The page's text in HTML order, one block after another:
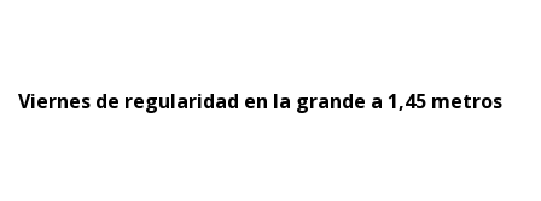
Viernes de regularidad en la grande a 1,45 metros